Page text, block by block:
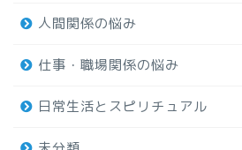
人間関係の悩み
仕事・職場関係の悩み
日常生活とスピリチュアル